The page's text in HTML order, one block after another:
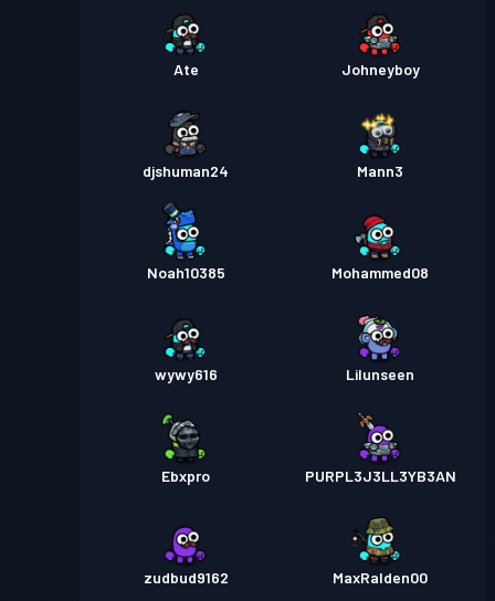
Ate Johneyboy
djshuman24 Mann3
Noah10385 Mohammed08
wywy616 Lilunseen
Ebxpro PURPL3J3LL3YB3AN
zudbud9162 MaxRalden00